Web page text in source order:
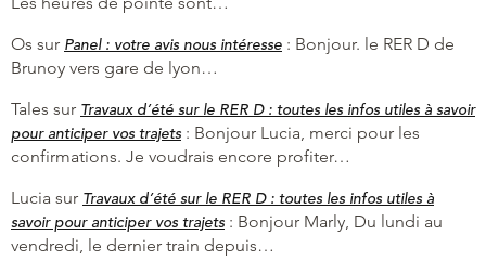
Os sur Panel : votre avis nous intéresse : Bonjour. le RER D de
Brunoy vers gare de lyon…
Tales sur Travaux d’été sur le RER D : toutes les infos utiles à savoir
pour anticiper vos trajets : Bonjour Lucia, merci pour les
confirmations. Je voudrais encore profiter…
Lucia sur Travaux d’été sur le RER D : toutes les infos utiles à
savoir pour anticiper vos trajets : Bonjour Marly, Du lundi au
vendredi, le dernier train depuis…